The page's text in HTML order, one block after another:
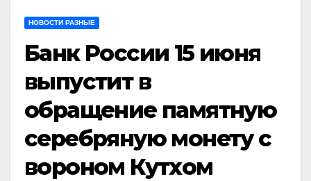
НОВОСТИ РАЗНЫЕ
Банк России 15 июня
выпустит в
обращение памятную
серебряную монету с
вороном Кутхом